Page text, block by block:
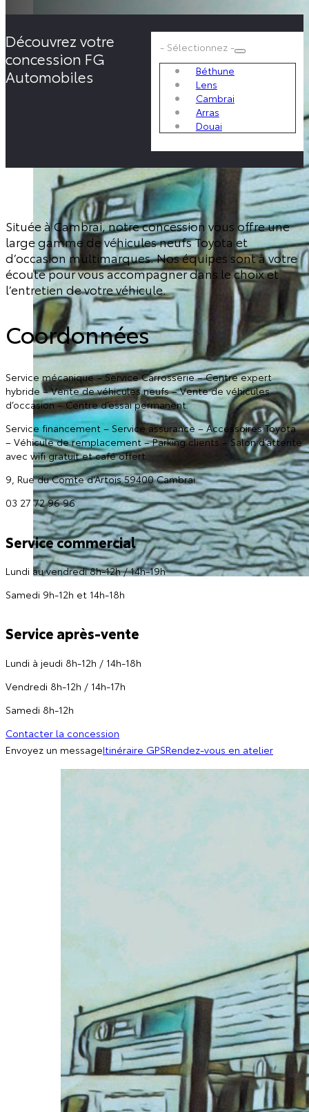
Découvrez votre
concession FG
Automobiles
- Sélectionnez -
Béthune
Lens
Cambrai
Arras
Douai
Située à Cambrai, notre concession vous offre une
large gamme de véhicules neufs Toyota et
d’occasion multimarques. Nos équipes sont à votre
écoute pour vous accompagner dans le choix et
l’entretien de votre véhicule.
Coordonnées
Service mécanique – Service Carrosserie – Centre expert
hybride – Vente de véhicules neufs – Vente de véhicules
d’occasion – Centre d’essai permanent.
Service financement – Service assurance – Accessoires Toyota
– Véhicule de remplacement – Parking clients – Salon d’attente
avec wifi gratuit et café offert.
9, Rue du Comte d’Artois 59400 Cambrai
03 27 72 96 96
Service commercial
Lundi au vendredi 8h-12h / 14h-19h
Samedi 9h-12h et 14h-18h
Service après-vente
Lundi à jeudi 8h-12h / 14h-18h
Vendredi 8h-12h / 14h-17h
Samedi 8h-12h
Contacter la concession
Envoyez un messageItinéraire GPSRendez-vous en atelier